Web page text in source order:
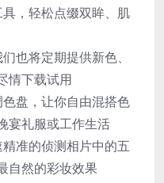
，轻松点缀双眸、肌
也将定期提供新色、
情下载试用
盘，让你自由混搭色
宴礼服或工作生活
准的侦测相片中的五
自然的彩妆效果